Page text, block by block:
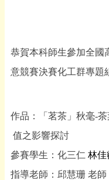
恭賀本科師生參加全國
意競賽決賽化工群專題
作品：「茗茶」秋毫-茶
值之影響探討
參賽學生：化三仁 林佳
指導老師：邱慧珊 老師